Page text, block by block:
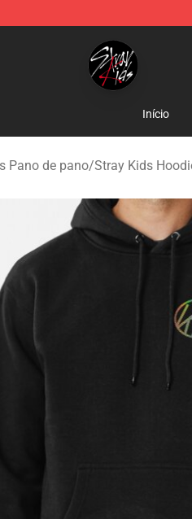
- Official Stray Kids Merchandise
Início
Pano de pano/Stray Kids